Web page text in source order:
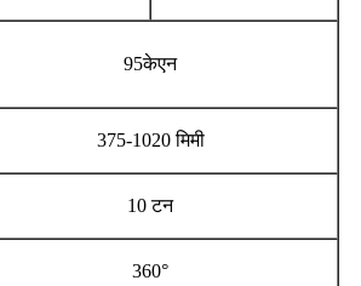
95केएन
375-1020 मिमी
10 टन
360°